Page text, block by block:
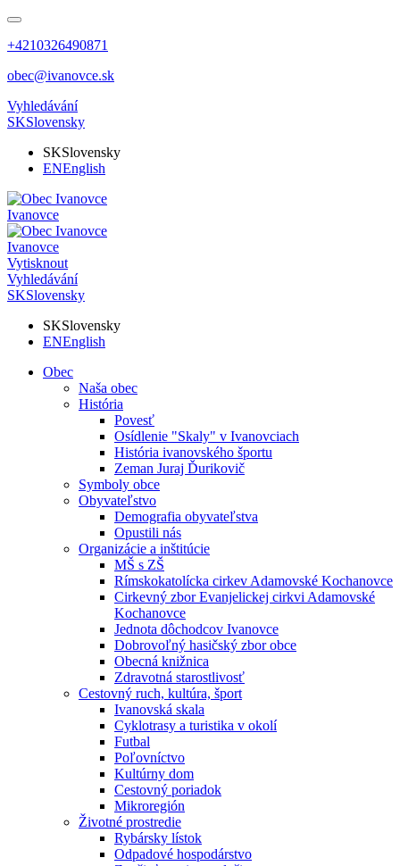
+4210326490871
obec@ivanovce.sk
Vyhledávání
SKSlovensky
SKSlovensky
ENEnglish
Ivanovce
Ivanovce
Vytisknout
Vyhledávání
SKSlovensky
SKSlovensky
ENEnglish
Obec
Naša obec
História
Povesť
Osídlenie "Skaly" v Ivanovciach
História ivanovského športu
Zeman Juraj Ďurikovič
Symboly obce
Obyvateľstvo
Demografia obyvateľstva
Opustili nás
Organizácie a inštitúcie
MŠ s ZŠ
Rímskokatolícka cirkev Adamovské Kochanovce
Cirkevný zbor Evanjelickej cirkvi Adamovské
Kochanovce
Jednota dôchodcov Ivanovce
Dobrovoľný hasičský zbor obce
Obecná knižnica
Zdravotná starostlivosť
Cestovný ruch, kultúra, šport
Ivanovská skala
Cyklotrasy a turistika v okolí
Futbal
Poľovníctvo
Kultúrny dom
Cestovný poriadok
Mikroregión
Životné prostredie
Rybársky lístok
Odpadové hospodárstvo